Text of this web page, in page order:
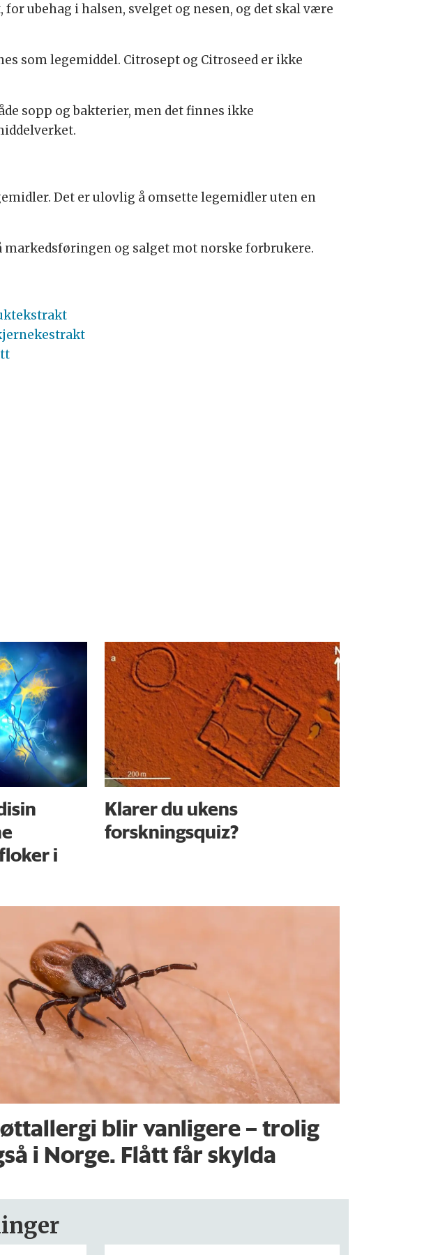
ubehag i halsen, svelget og nesen, og det skal være
som legemiddel. Citrosept og Citroseed er ikke
sopp og bakterier, men det finnes ikke
Det er ulovlig å omsette legemidler uten en
og salget mot norske forbrukere.
i
Klarer du ukens
forskningsquiz?
blir vanligere – trolig
i Norge. Flått får skylda